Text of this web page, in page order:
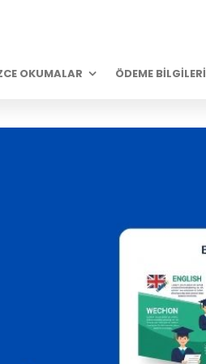
OKUMALAR ÖDEME BILGILERI